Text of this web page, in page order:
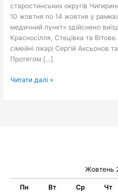
старостинських округів
10 жовтня по 14 жовтня у
медичний пункт» здійснено
Красносілля, Стецівка та
сімейні лікарі Сергій Аксьонов
Протягом […]
Читати далі »
Жовтень
Пн Вт Ср Чт